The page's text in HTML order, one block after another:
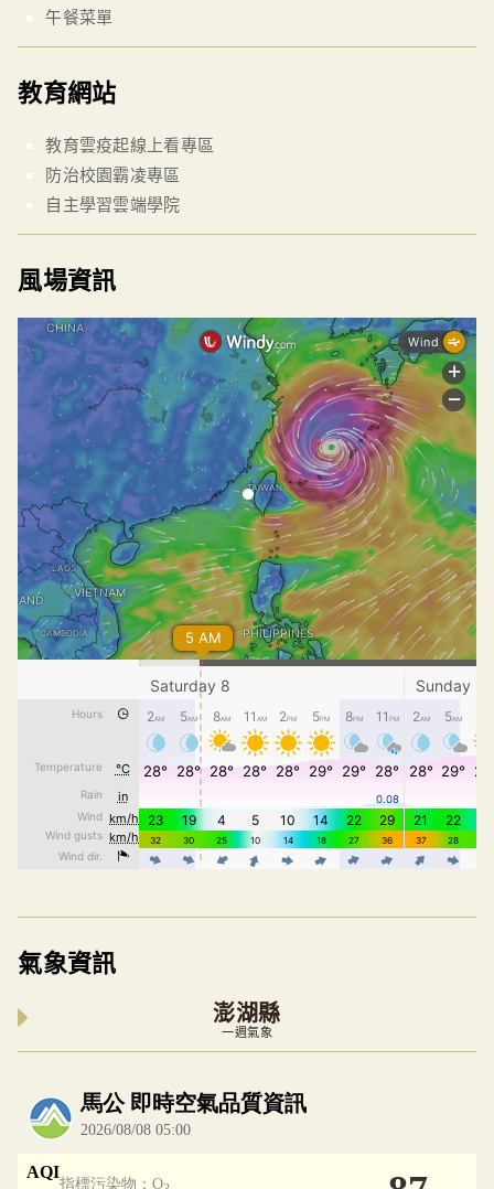
午餐菜單
教育網站
教育雲疫起線上看專區
防治校園霸凌專區
自主學習雲端學院
風場資訊
氣象資訊
澎湖縣
一週氣象
內嵌空氣品質小工具為視覺預覽，完整即時空